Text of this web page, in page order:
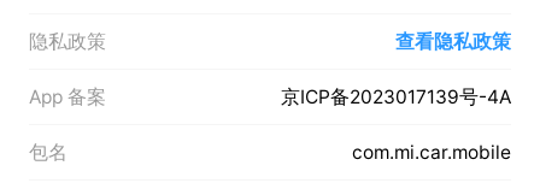
隐私政策 查看隐私政策
App 备案 京ICP备2023017139号-4A
包名 com.mi.car.mobile